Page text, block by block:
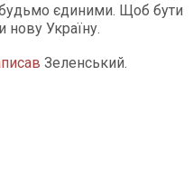
будьмо єдиними. Щоб бути
нову Україну.
Зеленський.